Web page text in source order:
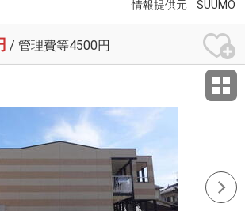
情報提供元 SUUMO
/ 管理費等4500円